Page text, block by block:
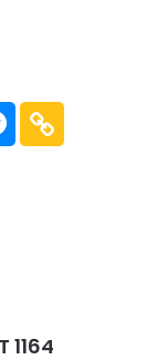
1164